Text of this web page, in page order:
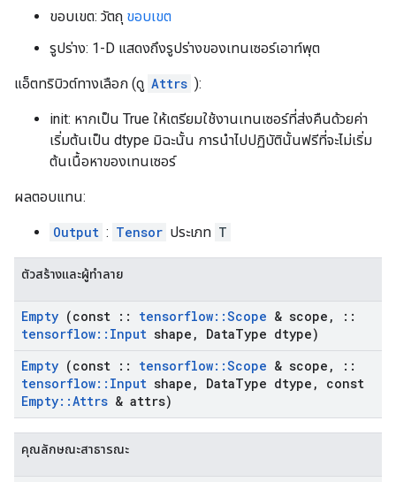
ขอบเขต: วัตถุ ขอบเขต
รูปร่าง: 1-D แสดงถึงรูปร่างของเทนเซอร์เอาท์พุต
แอ็ตทริบิวต์ทางเลือก (ดู Attrs ):
init: หากเป็น True ให้เตรียมใช้งานเทนเซอร์ที่ส่งคืนด้วยค่า
เริ่มต้นเป็น dtype มิฉะนั้น การนำไปปฏิบัตินั้นฟรีที่จะไม่เริ่ม
ต้นเนื้อหาของเทนเซอร์
ผลตอบแทน:
Output : Tensor ประเภท T
ตัวสร้างและผู้ทำลาย
Empty (const :: tensorflow::Scope & scope ,
::
tensorflow:: Input shape , DataType dtype)
Empty (const :: tensorflow::Scope & scope ,
::
tensorflow:: Input shape , DataType dtype ,
const
Empty::Attrs & attrs)
คุณลักษณะสาธารณะ